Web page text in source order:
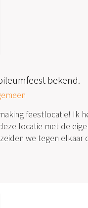
bekend.
feestlocatie! Ik
locatie met de
we tegen elkaar